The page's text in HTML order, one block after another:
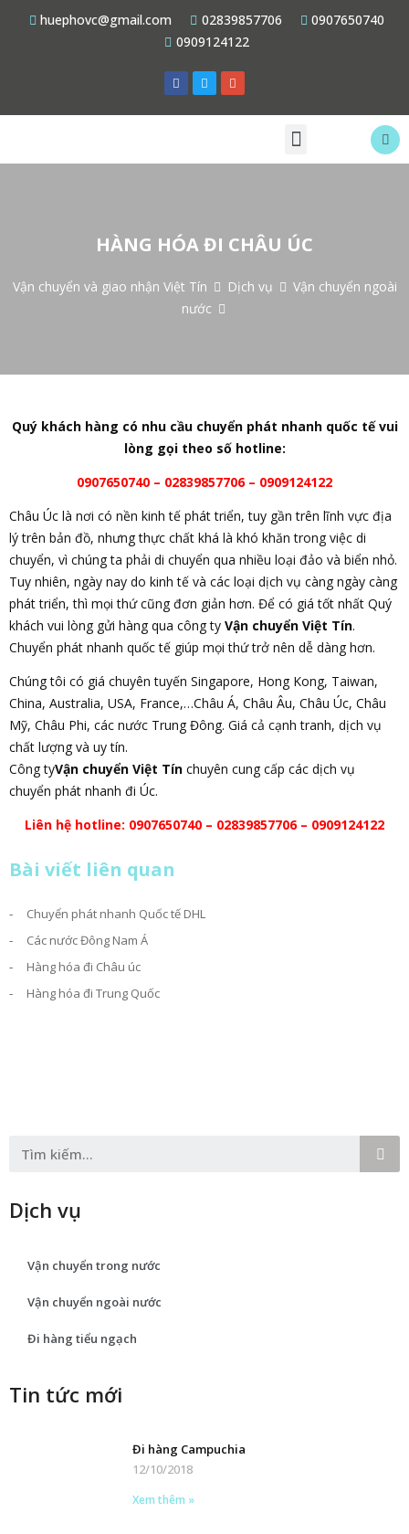
huephovc@gmail.com 02839857706
0907650740
0909124122
HÀNG HÓA ĐI CHÂU ÚC
Vận chuyển và giao nhận Việt Tín Dịch vụ
Vận chuyển ngoài
nước
Quý khách hàng có nhu cầu chuyển phát nhanh quốc tếvui
lòng gọi theo số hotline:
0907650740 – 02839857706– 0909124122
Châu Úc là nơi có nền kinh tế phát triển, tuy gần trên lĩnh vực địa
lý trên bản đồ, nhưng thực chất khá là khó khăn trong việc di
chuyển, vì chúng ta phải di chuyển qua nhiều loại đảo và biển nhỏ.
Tuy nhiên, ngày nay do kinh tế và các loại dịch vụ càng ngày càng
phát triển, thì mọi thứ cũng đơn giản hơn. Để có giá tốt nhất Quý
khách vui lòng gửi hàng qua công ty Vận chuyển Việt Tín.
Chuyển phát nhanh quốc tế giúp mọi thứ trở nên dễ dàng hơn.
Chúng tôi có giá chuyên tuyến Singapore, Hong Kong, Taiwan,
China, Australia, USA, France,…Châu Á, Châu Âu, Châu Úc, Châu
Mỹ, Châu Phi, các nước Trung Đông. Giá cả cạnh tranh, dịch vụ
chất lượng và uy tín.
Công tyVận chuyển Việt Tín chuyên cung cấp các dịch vụ
chuyển phát nhanh đi Úc.
Liên hệ hotline: 0907650740 – 02839857706– 0909124122
Bài viết liên quan
Chuyển phát nhanh Quốc tế DHL
Các nước Đông Nam Á
Hàng hóa đi Châu úc
Hàng hóa đi Trung Quốc
Dịch vụ
Vận chuyển trong nước
Vận chuyển ngoài nước
Đi hàng tiểu ngạch
Tin tức mới
Đi hàng Campuchia
12/10/2018
Xem thêm »